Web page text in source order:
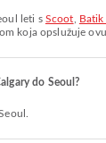
leti s Scoot Batik
koja opslužuje ovu
do Seoul?